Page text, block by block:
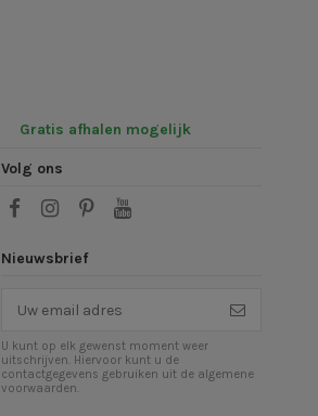
Gratis afhalen mogelijk
Volg ons
Nieuwsbrief
U kunt op elk gewenst moment weer
uitschrijven. Hiervoor kunt u de
contactgegevens gebruiken uit de algemene
voorwaarden.